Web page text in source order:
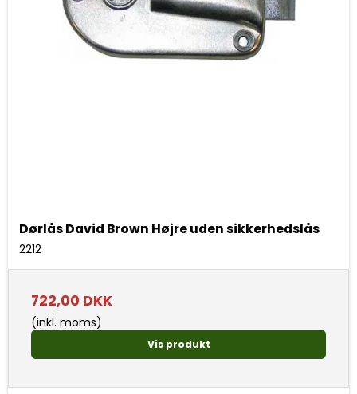
Dørlås David Brown Højre uden sikkerhedslås
2212
722,00 DKK
(inkl. moms)
Vis produkt